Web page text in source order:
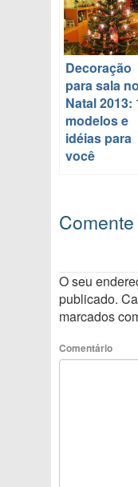
Decoração
para sala no
Natal 2013:
modelos e
idéias para
você
O seu
publicado.
marcados
Comentário